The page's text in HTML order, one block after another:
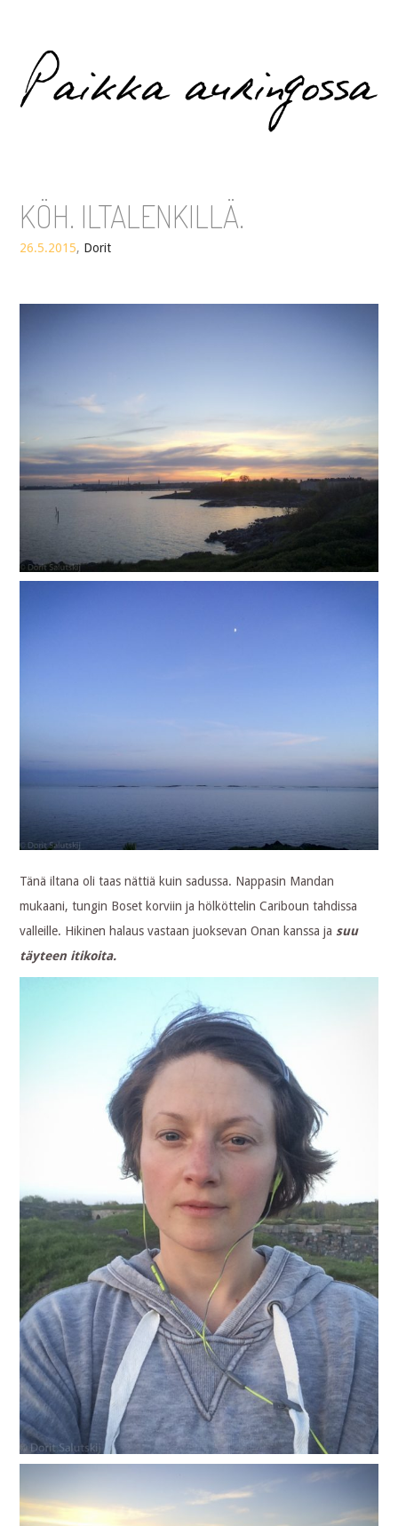
Paikka auringossa
KÖH. ILTALENKILLÄ.
26.5.2015, Dorit
Tänä iltana oli taas nättiä kuin sadussa. Nappasin Mandan
mukaani, tungin Boset korviin ja hölköttelin Cariboun tahdissa
valleille. Hikinen halaus vastaan juoksevan Onan kanssa ja suu
täyteen itikoita.